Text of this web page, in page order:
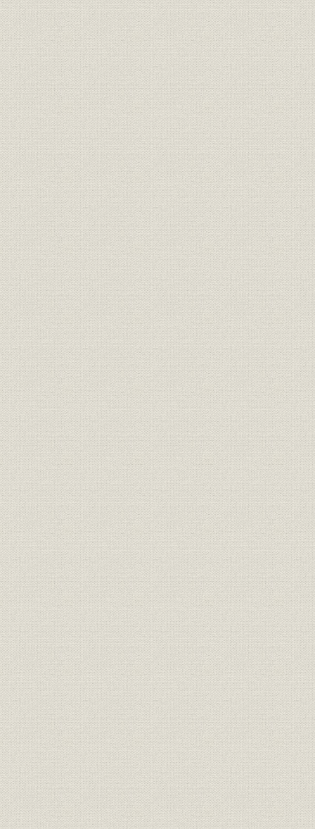
第2章 リーマンショックと市場原理主義の綻び(2006~)
第1節 時代の概観
第2節 リーマンショックと国際的な規制の方向転換
第3節 国内制度整備の進展
第4節 株式市場関連のトピックス
第5節 債券市場関連のトピックス
第6節 証券業界を巡る動き
第7節 当社の歩み
むすび 変化に向けての取り組み
1. 個人の家計金融資産における投資の状況、金融リテラシーの向上
2. イノベーションの拡大・深化
資料編
会社概要
沿革
リーグテーブル
本社・支社
国内拠点
海外拠点
支店・営業所
プラネットブース
海外拠点の沿革
関係会社の沿革
年表
索引
主要参考文献
編集後記